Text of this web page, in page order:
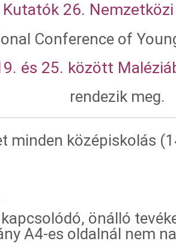
26.
Conference of
és 25. között
rendezik meg.
minden középiskolás
önálló
A4-es oldalnál nem